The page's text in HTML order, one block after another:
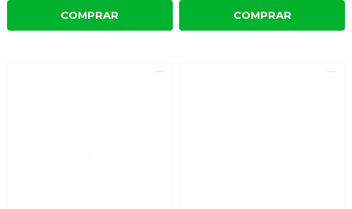
COMPRAR COMPRAR